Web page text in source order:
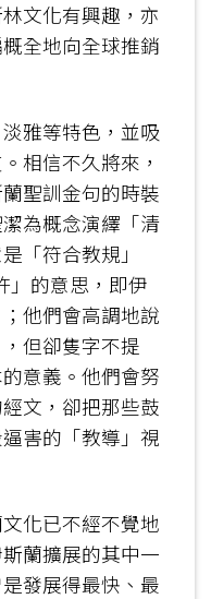
文化有興趣，亦
全地向全球推銷
雅等特色，並吸
相信不久將來，
聖訓金句的時裝
為概念演繹「清
「符合教規」
」的意思，即伊
他們會高調地說
但卻隻字不提
意義。他們會努
文，卻把那些鼓
害的「教導」視
化已不經不覺地
蘭擴展的其中一
發展得最快、最